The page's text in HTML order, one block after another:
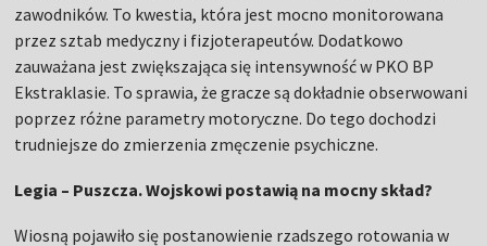
zawodników. To kwestia, która jest mocno monitorowana
przez sztab medyczny i fizjoterapeutów. Dodatkowo
zauważana jest zwiększająca się intensywność w PKO BP
Ekstraklasie. To sprawia, że gracze są dokładnie obserwowani
poprzez różne parametry motoryczne. Do tego dochodzi
trudniejsze do zmierzenia zmęczenie psychiczne.
Legia – Puszcza. Wojskowi postawią na mocny skład?
Wiosną pojawiło się postanowienie rzadszego rotowania w